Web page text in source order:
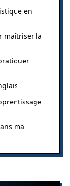
en
maîtriser la
ma